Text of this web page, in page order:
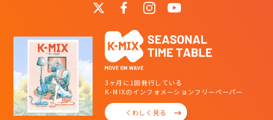
3ヶ月に1回発行している
K-MIXのインフォメーションフリーペーパー
くわしく見る